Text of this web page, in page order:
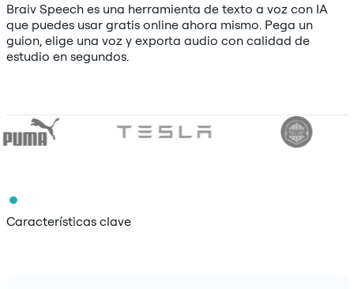
Braiv Speech es una herramienta de texto a voz con IA
que puedes usar gratis online ahora mismo. Pega un
guion, elige una voz y exporta audio con calidad de
estudio en segundos.
Características clave